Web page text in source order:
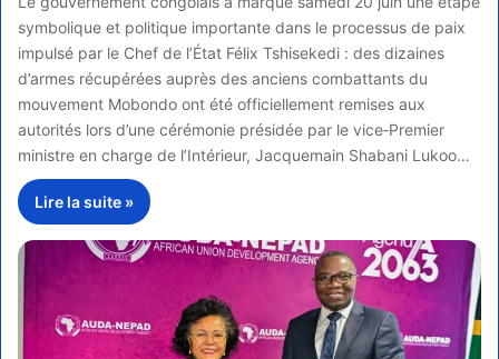
symbolique et politique importante dans le processus de paix
impulsé par le Chef de l’État Félix Tshisekedi : des dizaines
d’armes récupérées auprès des anciens combattants du
mouvement Mobondo ont été officiellement remises aux
autorités lors d’une cérémonie présidée par le vice‑Premier
ministre en charge de l’Intérieur, Jacquemain Shabani Lukoo…
Lire la suite »